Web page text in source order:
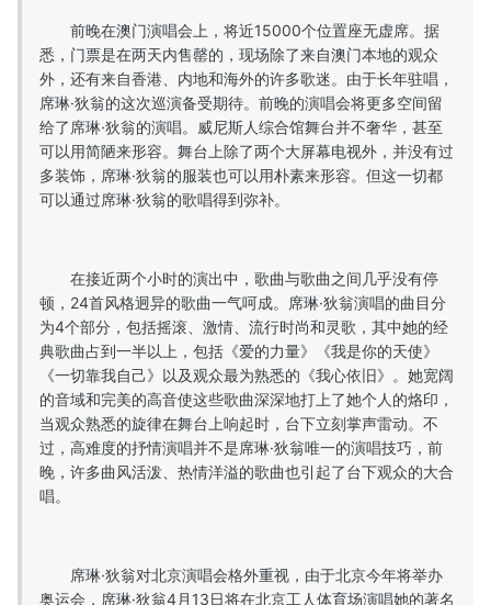
前晚在澳门演唱会上，将近15000个位置座无虚席。据
悉，门票是在两天内售罄的，现场除了来自澳门本地的观众
外，还有来自香港、内地和海外的许多歌迷。由于长年驻唱，
席琳·狄翁的这次巡演备受期待。前晚的演唱会将更多空间留
给了席琳·狄翁的演唱。威尼斯人综合馆舞台并不奢华，甚至
可以用简陋来形容。舞台上除了两个大屏幕电视外，并没有过
多装饰，席琳·狄翁的服装也可以用朴素来形容。但这一切都
可以通过席琳·狄翁的歌唱得到弥补。
在接近两个小时的演出中，歌曲与歌曲之间几乎没有停
顿，24首风格迥异的歌曲一气呵成。席琳·狄翁演唱的曲目分
为4个部分，包括摇滚、激情、流行时尚和灵歌，其中她的经
典歌曲占到一半以上，包括《爱的力量》《我是你的天使》
《一切靠我自己》以及观众最为熟悉的《我心依旧》。她宽阔
的音域和完美的高音使这些歌曲深深地打上了她个人的烙印，
当观众熟悉的旋律在舞台上响起时，台下立刻掌声雷动。不
过，高难度的抒情演唱并不是席琳·狄翁唯一的演唱技巧，前
晚，许多曲风活泼、热情洋溢的歌曲也引起了台下观众的大合
唱。
席琳·狄翁对北京演唱会格外重视，由于北京今年将举办
奥运会，席琳·狄翁4月13日将在北京工人体育场演唱她的著名